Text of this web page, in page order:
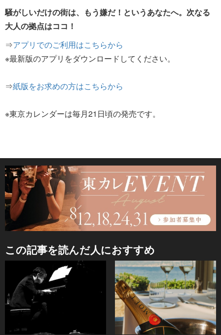
騒がしいだけの街は、もう嫌だ！というあなたへ。次なる
大人の拠点はココ！
⇒アプリでのご利用はこちらから
※最新版のアプリをダウンロードしてください。
⇒紙版をお求めの方はこちらから
※東京カレンダーは毎月21日頃の発売です。
この記事を読んだ人におすすめ